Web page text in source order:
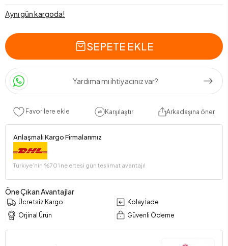
Aynı gün kargoda!
SEPETE EKLE
Yardıma mı ihtiyacınız var?
Favorilere ekle Karşılaştır Arkadaşına öner
Anlaşmalı Kargo Firmalarımız
Türkiye’nin %70’ine ertesi gün teslimat avantajı!
Öne Çıkan Avantajlar
Ücretsiz Kargo
Kolay İade
Orjinal Ürün
Güvenli Ödeme